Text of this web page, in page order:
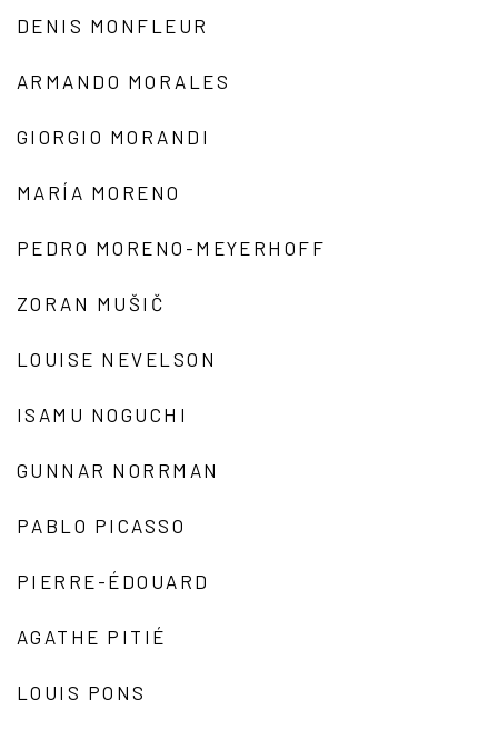
DENIS MONFLEUR
ARMANDO MORALES
GIORGIO MORANDI
MARÍA MORENO
PEDRO MORENO-MEYERHOFF
ZORAN MUŠIČ
LOUISE NEVELSON
ISAMU NOGUCHI
GUNNAR NORRMAN
PABLO PICASSO
PIERRE-ÉDOUARD
AGATHE PITIÉ
LOUIS PONS